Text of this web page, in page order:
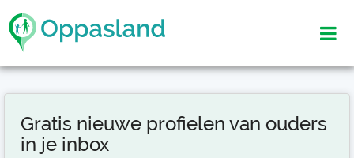
Gratis nieuwe profielen van ouders
in je inbox